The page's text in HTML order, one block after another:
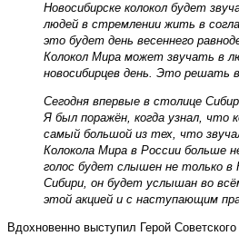
Новосибирске колокол будет
людей в стремлении жить в
это будет день весеннего
Колокол Мира может звучать в
новосибирцев день. Это решать
Сегодня впервые в столице
Я был поражён, когда узнал, что
самый большой из тех, что
Колокола Мира в России больше
голос будет слышен не только в
Сибири, он будет услышан во
этой акцией и с наступающим
Вдохновенно выступил Герой